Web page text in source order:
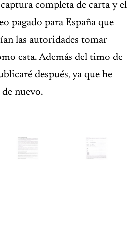
completa de carta y el
pagado para España que
las autoridades tomar
esta. Además del timo de
después, ya que he
nuevo.